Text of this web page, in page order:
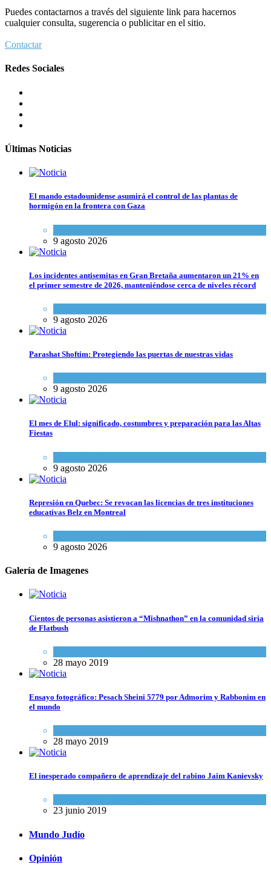
Puedes contactarnos a través del siguiente link para hacernos
cualquier consulta, sugerencia o publicitar en el sitio.
Contactar
Redes Sociales
Últimas Noticias
El mando estadounidense asumirá el control de las plantas de
hormigón en la frontera con Gaza
9 agosto 2026
Los incidentes antisemitas en Gran Bretaña aumentaron un 21% en
el primer semestre de 2026, manteniéndose cerca de niveles récord
9 agosto 2026
Parashat Shoftim: Protegiendo las puertas de nuestras vidas
9 agosto 2026
El mes de Elul: significado, costumbres y preparación para las Altas
Fiestas
9 agosto 2026
Represión en Quebec: Se revocan las licencias de tres instituciones
educativas Belz en Montreal
9 agosto 2026
Galería de Imagenes
Cientos de personas asistieron a “Mishnathon” en la comunidad siria
de Flatbush
28 mayo 2019
Ensayo fotográfico: Pesach Sheini 5779 por Admorim y Rabbonim en
el mundo
28 mayo 2019
El inesperado compañero de aprendizaje del rabino Jaim Kanievsky
23 junio 2019
Mundo Judío
Opinión